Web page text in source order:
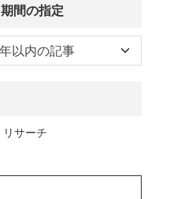
期間の指定
リサーチ